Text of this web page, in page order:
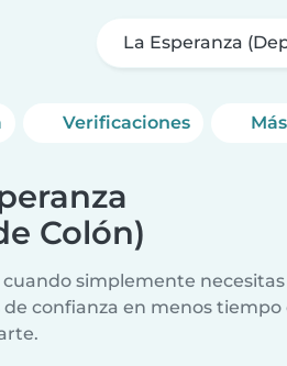
La Esperanza
Verificaciones
Colón)
simplemente
confianza en menos tiempo